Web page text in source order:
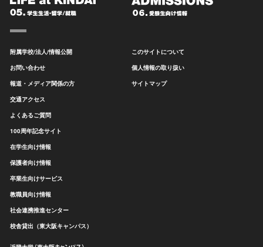
附属学校/法人/情報公開
お問い合わせ
報道・メディア関係の方
交通アクセス
よくあるご質問
100周年記念サイト
在学生向け情報
保護者向け情報
卒業生向けサービス
教職員向け情報
社会連携推進センター
校舎貸出（東大阪キャンパス）
このサイトについて
個人情報の取り扱い
サイトマップ